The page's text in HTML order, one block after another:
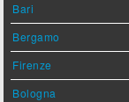
Bari
Bergamo
Firenze
Bologna